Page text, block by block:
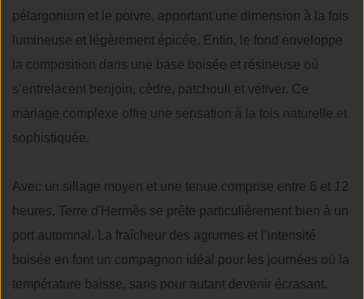
pélargonium et le poivre, apportant une dimension à la fois
lumineuse et légèrement épicée. Enfin, le fond enveloppe
la composition dans une base boisée et résineuse où
s’entrelacent benjoin, cèdre, patchouli et vétiver. Ce
mariage complexe offre une sensation à la fois naturelle et
sophistiquée.
Avec un sillage moyen et une tenue comprise entre 6 et 12
heures, Terre d'Hermès se prête particulièrement bien à un
port automnal. La fraîcheur des agrumes et l’intensité
boisée en font un compagnon idéal pour les journées où la
température baisse, sans pour autant devenir écrasant.